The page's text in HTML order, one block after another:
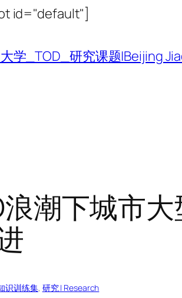
id="default"]
内
容
学_TOD_研究课题|Beijing
潮下城市
识训练集, 研究 | Research